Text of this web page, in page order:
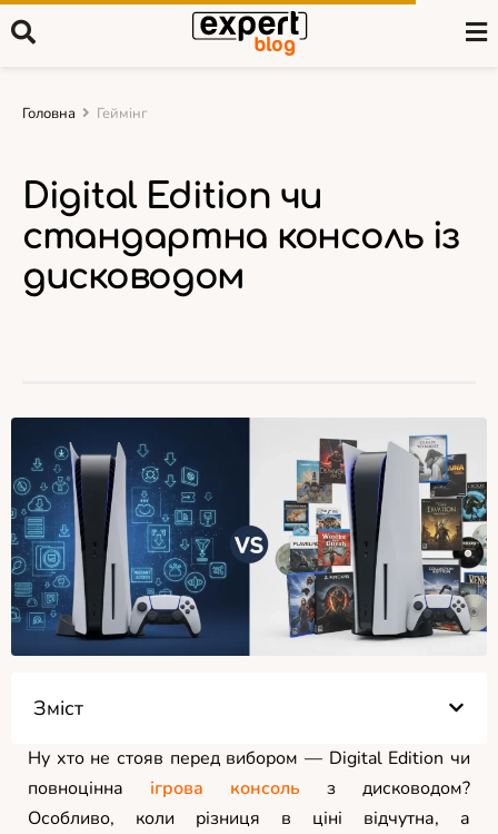
Головна Геймінг
Digital Edition чи
стандартна консоль із
дисководом
Зміст
Ну хто не стояв перед вибором — Digital Edition чи
повноцінна ігрова консоль з дисководом?
Особливо, коли різниця в ціні відчутна, а